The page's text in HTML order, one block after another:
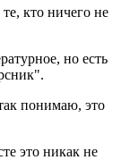
кто ничего не
но есть
понимаю, это
это никак не